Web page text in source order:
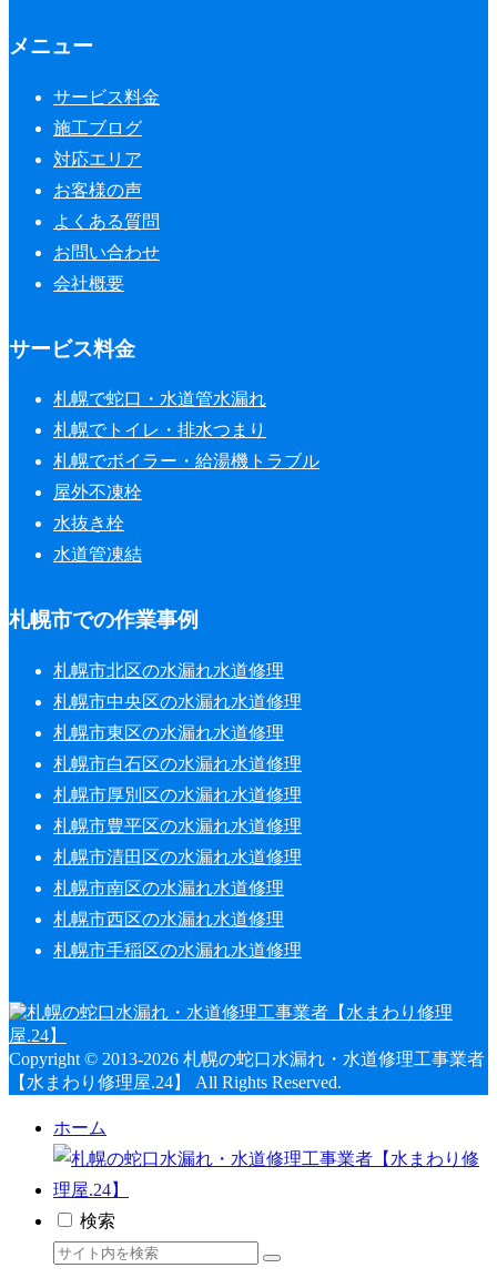
メニュー
サービス料金
施工ブログ
対応エリア
お客様の声
よくある質問
お問い合わせ
会社概要
サービス料金
札幌で蛇口・水道管水漏れ
札幌でトイレ・排水つまり
札幌でボイラー・給湯機トラブル
屋外不凍栓
水抜き栓
水道管凍結
札幌市での作業事例
札幌市北区の水漏れ水道修理
札幌市中央区の水漏れ水道修理
札幌市東区の水漏れ水道修理
札幌市白石区の水漏れ水道修理
札幌市厚別区の水漏れ水道修理
札幌市豊平区の水漏れ水道修理
札幌市清田区の水漏れ水道修理
札幌市南区の水漏れ水道修理
札幌市西区の水漏れ水道修理
札幌市手稲区の水漏れ水道修理
Copyright © 2013-2026 札幌の蛇口水漏れ・水道修理工事業者
【水まわり修理屋.24】 All Rights Reserved.
ホーム
検索